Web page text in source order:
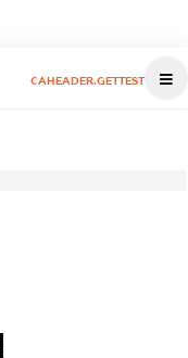
CAHEADER.GETTEST